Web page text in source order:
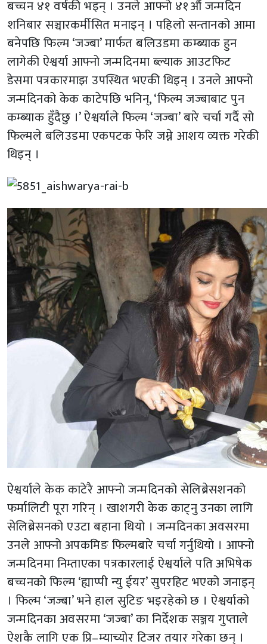
बच्चन ४१ वर्षकी भइन् । उनले आफ्नो ४१औं जन्मदिन
शनिबार सञ्चारकर्मीसित मनाइन् । पहिलो सन्तानको आमा
बनेपछि फिल्म ‘जज्बा’ मार्फत बलिउडमा कम्ब्याक हुन
लागेकी ऐश्वर्या आफ्नो जन्मदिनमा ब्ल्याक आउटफिट
डेसमा पत्रकारमाझ उपस्थित भएकी थिइन् । उनले आफ्नो
जन्मदिनको केक काटेपछि भनिन्, ‘फिल्म जज्बाबाट पुन
कम्ब्याक हुँदैछु ।’ ऐश्वर्याले फिल्म ‘जज्बा’ बारे चर्चा गर्दै सो
फिल्मले बलिउडमा एकपटक फेरि जम्ने आशय व्यक्त गरेकी
थिइन् ।
ऐश्वर्याले केक काटेरै आफ्नो जन्मदिनको सेलिब्रेसशनको
फर्मालिटी पूरा गरिन् । खाशगरी केक काट्नु उनका लागि
सेलिब्रेसनको एउटा बहाना थियो । जन्मदिनका अवसरमा
उनले आफ्नो अपकमिङ फिल्मबारे चर्चा गर्नुथियो । आफ्नो
जन्मदिनमा निम्ताएका पत्रकारलाई ऐश्वर्याले पति अभिषेक
बच्चनको फिल्म ‘ह्याप्पी न्यु ईयर’ सुपरहिट भएको जनाइन्
। फिल्म ‘जज्बा’ भने हाल सुटिङ भइरहेको छ । ऐश्वर्याको
जन्मदिनका अवसरमा ‘जज्बा’ का निर्देशक सञ्जय गुप्ताले
ऐशकै लागि एक प्रि–म्याच्योर टिजर तयार गरेका छन् ।